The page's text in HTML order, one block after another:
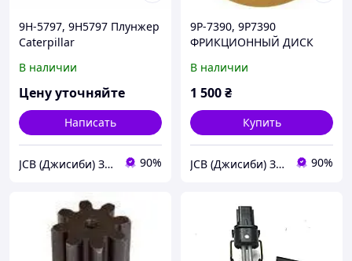
9H-5797, 9H5797 Плунжер
Caterpillar
В наличии
Цену уточняйте
Написать
JCB (Джисиби) Запчасти - Сервис - Ремонт спецтехники 90%
9P-7390, 9P7390
ФРИКЦИОННЫЙ ДИСК
В наличии
1 500₴
Купить
JCB (Джисиби) Запчасти - Сервис - Ремонт спецтехники 90%